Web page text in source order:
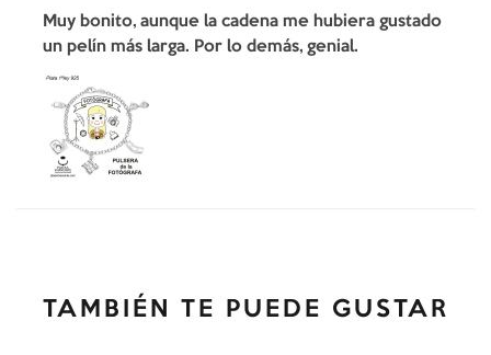
Muy bonito, aunque la cadena me hubiera gustado
un pelín más larga. Por lo demás, genial.
TAMBIÉN TE PUEDE GUSTAR